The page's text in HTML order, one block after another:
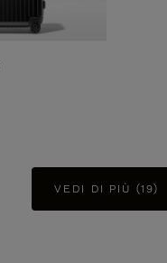
VEDI DI PIÙ (19)